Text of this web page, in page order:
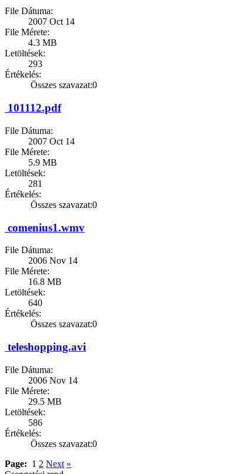
File Dátuma:
2007 Oct 14
File Mérete:
4.3 MB
Letöltések:
293
Értékelés:
Összes szavazat:0
101112.pdf
File Dátuma:
2007 Oct 14
File Mérete:
5.9 MB
Letöltések:
281
Értékelés:
Összes szavazat:0
comenius1.wmv
File Dátuma:
2006 Nov 14
File Mérete:
16.8 MB
Letöltések:
640
Értékelés:
Összes szavazat:0
teleshopping.avi
File Dátuma:
2006 Nov 14
File Mérete:
29.5 MB
Letöltések:
586
Értékelés:
Összes szavazat:0
Page: 1 2 Next »